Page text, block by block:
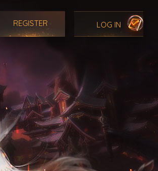
REGISTER LOG IN